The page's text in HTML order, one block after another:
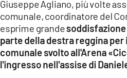
LACTV.IT
LACONAIR.IT
LACITYMAG.IT
ILREGGINO.IT
Giuseppe Agliano, più volte
comunale, coordinatore del
esprime grande
parte della destra reggina
comunale svolto all'Arena
l'ingresso nell'assise di